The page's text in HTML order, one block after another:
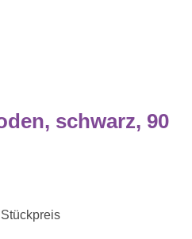
schwarz, 90
Stückpreis